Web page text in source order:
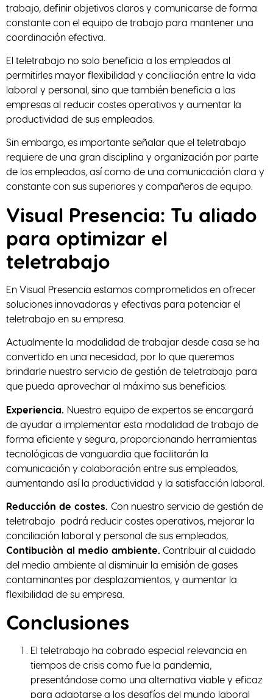
trabajo, definir objetivos claros y comunicarse de forma
constante con el equipo de trabajo para mantener una
coordinación efectiva.
El teletrabajo no solo beneficia a los empleados al
permitirles mayor flexibilidad y conciliación entre la vida
laboral y personal, sino que también beneficia a las
empresas al reducir costes operativos y aumentar la
productividad de sus empleados.
Sin embargo, es importante señalar que el teletrabajo
requiere de una gran disciplina y organización por parte
de los empleados, así como de una comunicación clara y
constante con sus superiores y compañeros de equipo.
Visual Presencia: Tu aliado
para optimizar el
teletrabajo
En Visual Presencia estamos comprometidos en ofrecer
soluciones innovadoras y efectivas para potenciar el
teletrabajo en su empresa.
Actualmente la modalidad de trabajar desde casa se ha
convertido en una necesidad, por lo que queremos
brindarle nuestro servicio de gestión de teletrabajo para
que pueda aprovechar al máximo sus beneficios:
Experiencia. Nuestro equipo de expertos se encargará
de ayudar a implementar esta modalidad de trabajo de
forma eficiente y segura, proporcionando herramientas
tecnológicas de vanguardia que facilitarán la
comunicación y colaboración entre sus empleados,
aumentando así la productividad y la satisfacción laboral.
Reducción de costes. Con nuestro servicio de gestión de
teletrabajo podrá reducir costes operativos, mejorar la
conciliación laboral y personal de sus empleados,
Contibuciòn al medio ambiente. Contribuir al cuidado
del medio ambiente al disminuir la emisión de gases
contaminantes por desplazamientos, y aumentar la
flexibilidad de su empresa.
Conclusiones
El teletrabajo ha cobrado especial relevancia en
tiempos de crisis como fue la pandemia,
presentándose como una alternativa viable y eficaz
para adaptarse a los desafíos del mundo laboral